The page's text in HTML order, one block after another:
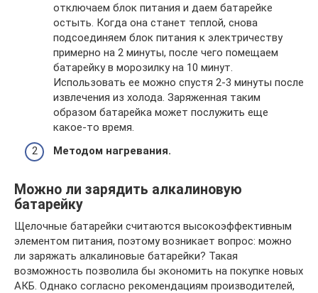
отключаем блок питания и даем батарейке
остыть. Когда она станет теплой, снова
подсоединяем блок питания к электричеству
примерно на 2 минуты, после чего помещаем
батарейку в морозилку на 10 минут.
Использовать ее можно спустя 2-3 минуты после
извлечения из холода. Заряженная таким
образом батарейка может послужить еще
какое-то время.
Методом нагревания.
Можно ли зарядить алкалиновую
батарейку
Щелочные батарейки считаются высокоэффективным
элементом питания, поэтому возникает вопрос: можно
ли заряжать алкалиновые батарейки? Такая
возможность позволила бы экономить на покупке новых
АКБ. Однако согласно рекомендациям производителей,